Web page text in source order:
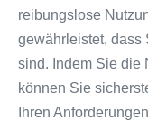
reibungslose
gewährleistet, dass
sind. Indem Sie die
können Sie
Ihren